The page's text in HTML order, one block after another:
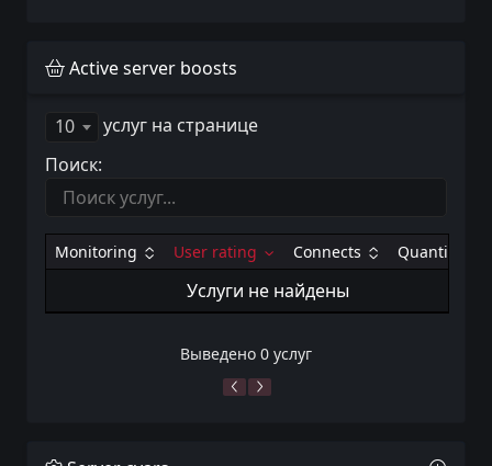
Active server boosts
10
услуг на странице
Поиск:
Monitoring User rating Connects Quantity
Услуги не найдены
Выведено 0 услуг